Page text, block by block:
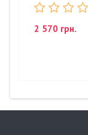
2 570 грн.